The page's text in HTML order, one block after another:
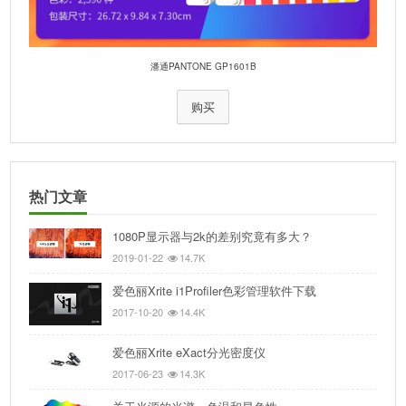
潘通PANTONE GP1601B
购买
热门文章
1080P显示器与2k的差别究竟有多大？
2019-01-22 14.7K
爱色丽Xrite i1Profiler色彩管理软件下载
2017-10-20 14.4K
爱色丽Xrite eXact分光密度仪
2017-06-23 14.3K